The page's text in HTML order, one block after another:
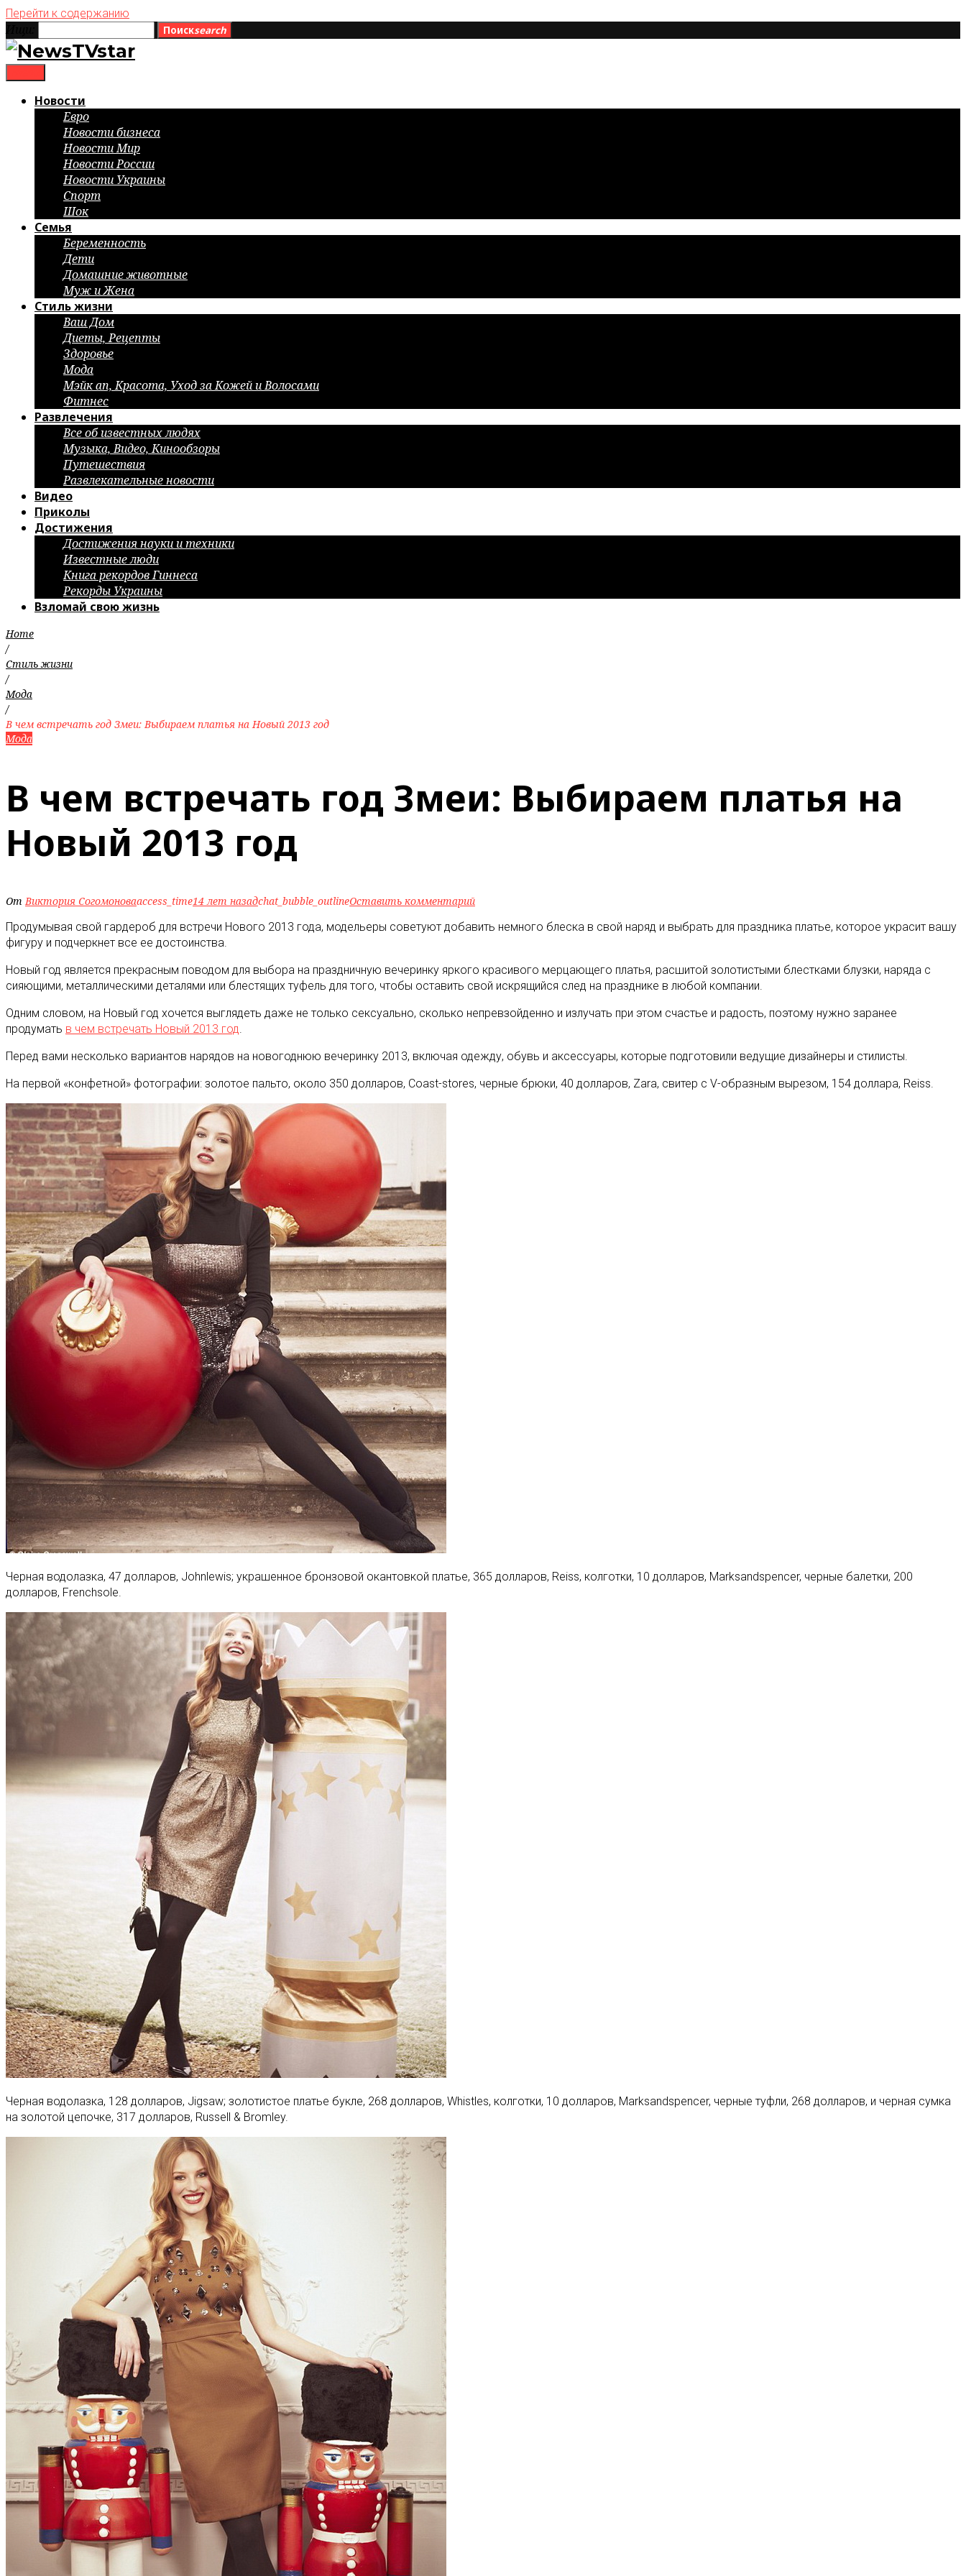
Перейти к содержанию
Поискsearch
Новости
Евро
Новости бизнеса
Новости Мир
Новости России
Новости Украины
Спорт
Шок
Семья
Беременность
Дети
Домашние животные
Муж и Жена
Стиль жизни
Ваш Дом
Диеты, Рецепты
Здоровье
Мода
Мэйк ап, Красота, Уход за Кожей и Волосами
Фитнес
Развлечения
Все об известных людях
Музыка, Видео, Кинообзоры
Путешествия
Развлекательные новости
Видео
Приколы
Достижения
Достижения науки и техники
Известные люди
Книга рекордов Гиннеса
Рекорды Украины
Взломай свою жизнь
Home
/
Стиль жизни
/
Мода
/
В чем встречать год Змеи: Выбираем платья на Новый 2013 год
Мода
В чем встречать год Змеи: Выбираем платья на
Новый 2013 год
ОтВиктория Согомоноваaccess_time14 лет назадchat_bubble_outlineОставить комментарий
Продумывая свой гардероб для встречи Нового 2013 года, модельеры советуют добавить немного блеска в свой наряд и выбрать для праздника платье, которое украсит вашу
фигуру и подчеркнет все ее достоинства.
Новый год является прекрасным поводом для выбора на праздничную вечеринку яркого красивого мерцающего платья, расшитой золотистыми блестками блузки, наряда с
сияющими, металлическими деталями или блестящих туфель для того, чтобы оставить свой искрящийся след на празднике в любой компании.
Одним словом, на Новый год хочется выглядеть даже не только сексуально, сколько непревзойденно и излучать при этом счастье и радость, поэтому нужно заранее
продумать в чем встречать Новый 2013 год.
Перед вами несколько вариантов нарядов на новогоднюю вечеринку 2013, включая одежду, обувь и аксессуары, которые подготовили ведущие дизайнеры и стилисты.
На первой «конфетной» фотографии: золотое пальто, около 350 долларов, Coast-stores, черные брюки, 40 долларов, Zara, свитер с V-образным вырезом, 154 доллара, Reiss.
Черная водолазка, 47 долларов, Johnlewis; украшенное бронзовой окантовкой платье, 365 долларов, Reiss, колготки, 10 долларов, Marksandspencer, черные балетки, 200
долларов, Frenchsole.
Черная водолазка, 128 долларов, Jigsaw; золотистое платье букле, 268 долларов, Whistles, колготки, 10 долларов, Marksandspencer, черные туфли, 268 долларов, и черная сумка
на золотой цепочке, 317 долларов, Russell & Bromley.